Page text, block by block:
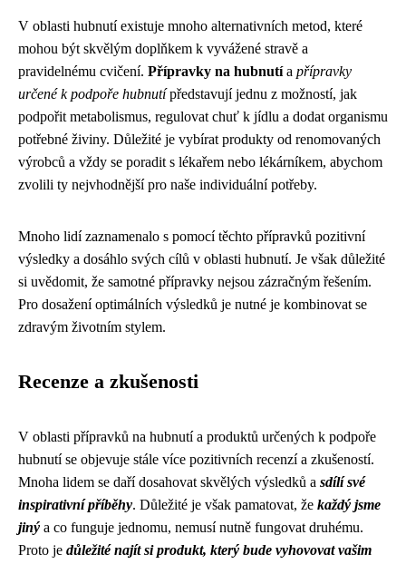
V oblasti hubnutí existuje mnoho alternativních metod, které
mohou být skvělým doplňkem k vyvážené stravě a
pravidelnému cvičení. Přípravky na hubnutía přípravky
určené k podpoře hubnutípředstavují jednu z možností, jak
podpořit metabolismus, regulovat chuť k jídlu a dodat organismu
potřebné živiny. Důležité je vybírat produkty od renomovaných
výrobců a vždy se poradit s lékařem nebo lékárníkem, abychom
zvolili ty nejvhodnější pro naše individuální potřeby.
Mnoho lidí zaznamenalo s pomocí těchto přípravků pozitivní
výsledky a dosáhlo svých cílů v oblasti hubnutí. Je však důležité
si uvědomit, že samotné přípravky nejsou zázračným řešením.
Pro dosažení optimálních výsledků je nutné je kombinovat se
zdravým životním stylem.
Recenze a zkušenosti
V oblasti přípravků na hubnutí a produktů určených k podpoře
hubnutí se objevuje stále více pozitivních recenzí a zkušeností.
Mnoha lidem se daří dosahovat skvělých výsledků a sdílí své
inspirativní příběhy. Důležité je však pamatovat, že každý jsme
jiný a co funguje jednomu, nemusí nutně fungovat druhému.
Proto je důležité najít si produkt, který bude vyhovovat vašim